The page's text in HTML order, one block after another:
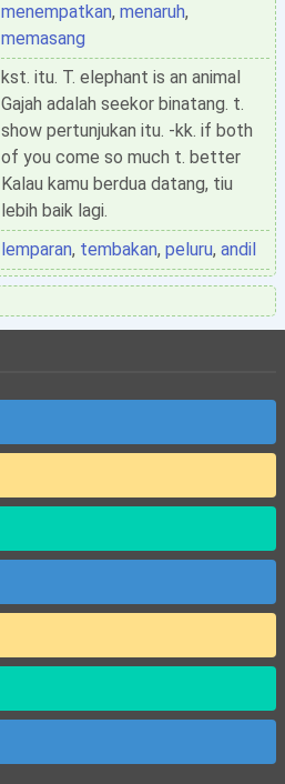
menempatkan, menaruh,
memasang
kst. itu. T. elephant is an animal
Gajah adalah seekor binatang. t.
show pertunjukan itu. -kk. if both
of you come so much t. better
Kalau kamu berdua datang, tiu
lebih baik lagi.
lemparan, tembakan, peluru, andil